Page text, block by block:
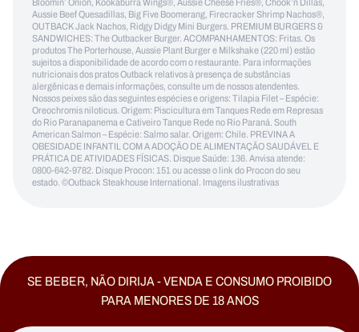
Aussie Beef Quesadillas, Big Five Boomerang, Firecracker Shrimp Nachos®,
OUTBACK Jack Nachos, Ridgy Didgy Mini Burgers. PREMIUM BURGERS &
SANDWICHES: The Outbacker Burger. ACOMPANHAMENTOS: Fritas. Os
produtos The Porterhouse, Aussie Plant Burger e Milkshake (220 ml) estão
sujeitos a disponibilidade de acordo com o restaurante. Para informações
nutricionais dos pratos Outback relativos à presença de substâncias
alergênicas e demais informações, consulte um de nossos atendentes.
Nossos peixes são das seguintes espécies e origens: Tilapia Filet – Espécie:
Oreochromis niloticus. Origem: Piscicultura em Tanques Rede em Represas
do Rio Paranapanema e Cativeiro Tanque Rede no Rio Paraná. South
American Salmon – Espécie: Salmo salar. Origem: Chile. PREVINA A
OBESIDADE INFANTIL COM A ADOÇÃO DE ALIMENTAÇÃO SAUDÁVEL E
PRÁTICA DE ATIVIDADES FÍSICAS. Disque Saúde: 136. Anvisa atende:
0800-642-9782. Disque Procon: 151 ou acesse o link do Procon do seu
estado. ©Outback Steakhouse International. Imagens ilustrativas
SE BEBER, NÃO DIRIJA - VENDA E CONSUMO PROIBIDO
PARA MENORES DE 18 ANOS